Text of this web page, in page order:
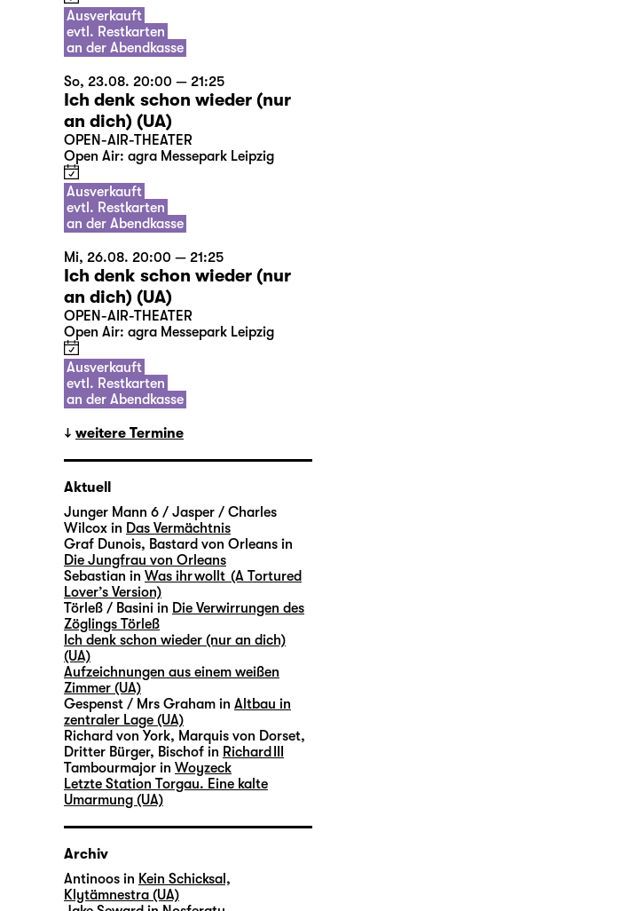
Ausverkauft
evtl. Restkarten
an der Abendkasse
So, 23.08. 20:00 — 21:25
Ich denk schon wieder (nur
an dich) (UA)
OPEN-AIR-THEATER
Open Air: agra Messepark Leipzig
Ausverkauft
evtl. Restkarten
an der Abendkasse
Mi, 26.08. 20:00 — 21:25
Ich denk schon wieder (nur
an dich) (UA)
OPEN-AIR-THEATER
Open Air: agra Messepark Leipzig
Ausverkauft
evtl. Restkarten
an der Abendkasse
weitere Termine
Aktuell
Junger Mann 6 / Jasper / Charles
Wilcox in Das Vermächtnis
Graf Dunois, Bastard von Orleans in
Die Jungfrau von Orleans
Sebastian in Was ihr wollt (A Tortured
Lover’s Version)
Törleß / Basini in Die Verwirrungen des
Zöglings Törleß
Ich denk schon wieder (nur an dich)
(UA)
Aufzeichnungen aus einem weißen
Zimmer (UA)
Gespenst / Mrs Graham in Altbau in
zentraler Lage (UA)
Richard von York, Marquis von Dorset,
Dritter Bürger, Bischof in Richard III
Tambourmajor in Woyzeck
Letzte Station Torgau. Eine kalte
Umarmung (UA)
Archiv
Antinoos in Kein Schicksal,
Klytämnestra (UA)